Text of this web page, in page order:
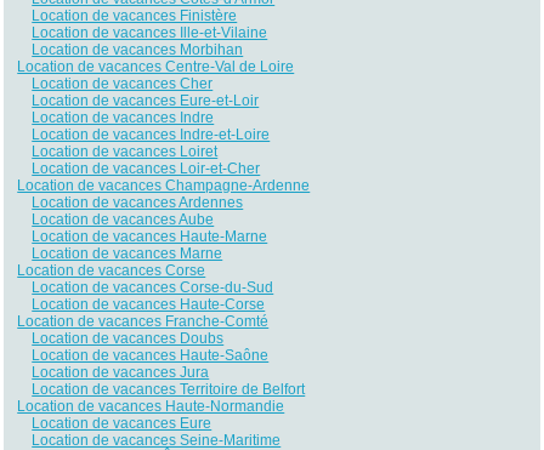
Location de vacances Finistère
Location de vacances Ille-et-Vilaine
Location de vacances Morbihan
Location de vacances Centre-Val de Loire
Location de vacances Cher
Location de vacances Eure-et-Loir
Location de vacances Indre
Location de vacances Indre-et-Loire
Location de vacances Loiret
Location de vacances Loir-et-Cher
Location de vacances Champagne-Ardenne
Location de vacances Ardennes
Location de vacances Aube
Location de vacances Haute-Marne
Location de vacances Marne
Location de vacances Corse
Location de vacances Corse-du-Sud
Location de vacances Haute-Corse
Location de vacances Franche-Comté
Location de vacances Doubs
Location de vacances Haute-Saône
Location de vacances Jura
Location de vacances Territoire de Belfort
Location de vacances Haute-Normandie
Location de vacances Eure
Location de vacances Seine-Maritime